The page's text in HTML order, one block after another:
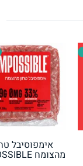
אימפוסיבל
מהצומח IMPOSSIBLE